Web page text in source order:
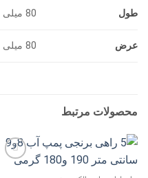
طول 80 میلی متر
عرض 80 میلی متر
محصولات مرتبط
افزودن